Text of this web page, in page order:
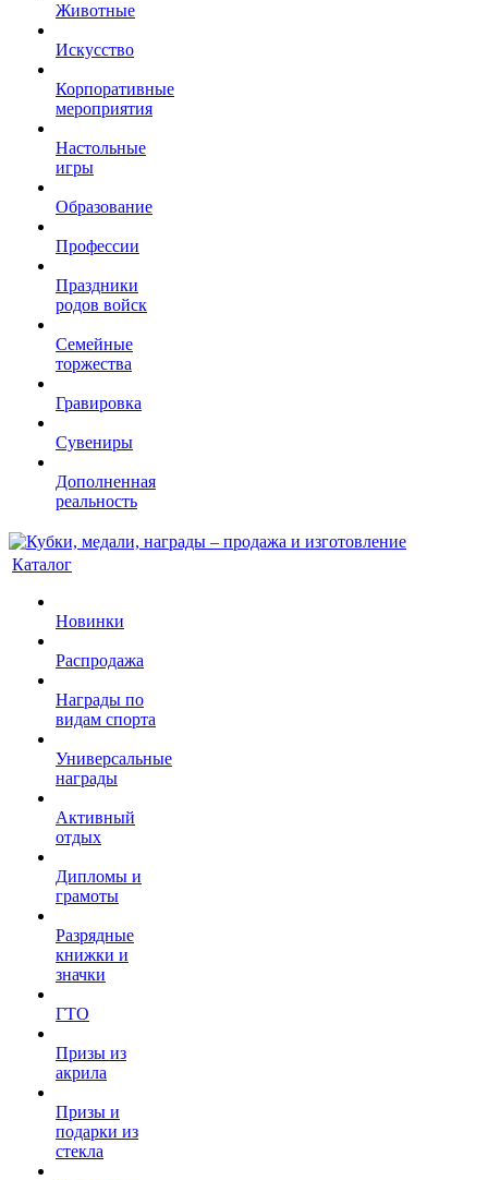
Животные
Искусство
Корпоративные
мероприятия
Настольные
игры
Образование
Профессии
Праздники
родов войск
Семейные
торжества
Гравировка
Сувениры
Дополненная
реальность
Каталог
Новинки
Распродажа
Награды по
видам спорта
Универсальные
награды
Активный
отдых
Дипломы и
грамоты
Разрядные
книжки и
значки
ГТО
Призы из
акрила
Призы и
подарки из
стекла